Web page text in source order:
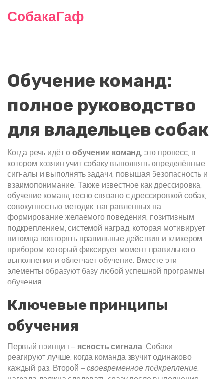
СобакаГаф
Обучение команд:
полное руководство
для владельцев собак
Когда речь идёт о обучении команд, это процесс, в
котором хозяин учит собаку выполнять определённые
сигналы и выполнять задачи, повышая безопасность и
взаимопонимание. Также известное как дрессировка,
обучение команд тесно связано с дрессировкой собак,
совокупностью методик, направленных на
формирование желаемого поведения, позитивным
подкреплением, системой наград, которая мотивирует
питомца повторять правильные действия и кликером,
прибором, который фиксирует момент правильного
выполнения и облегчает обучение. Вместе эти
элементы образуют базу любой успешной программы
обучения.
Ключевые принципы
обучения
Первый принцип – ясность сигнала. Собаки
реагируют лучше, когда команда звучит одинаково
каждый раз. Второй – своевременное подкрепление: